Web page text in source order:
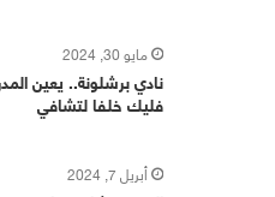
مايو 30, 2024
نادي برشلونة.. يعين
فليك خلفا لتشافي
أبريل 7, 2024